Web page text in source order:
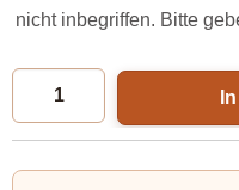
nicht inbegriffen. Bitte